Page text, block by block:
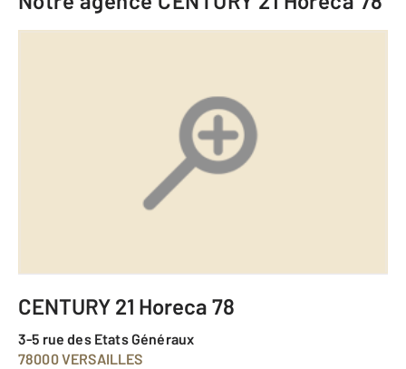
CENTURY 21 Horeca 78
3-5 rue des Etats Généraux
78000 VERSAILLES